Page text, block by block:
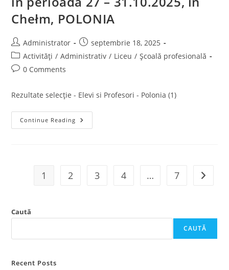
Chełm, POLONIA
Post
author:
Administrator
Post
published:
septembrie 18, 2025
Post
category:
Activități / Administrativ / Liceu / Școală profesională
Post0 Comments
Rezultate selecție - Elevi si Profesori - Polonia (1)
Continue Reading Rezultatele
Selecției
Profesori),
MOBILITATEA
2
Care
1 2 3 4 … 7 Go to
Caută
CAUTĂ
Recent Posts